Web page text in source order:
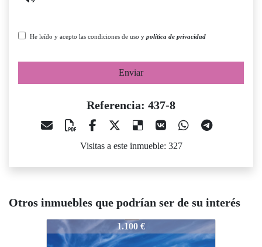
He leído y acepto las condiciones de uso y política de privacidad
Enviar
Referencia: 437-8
Visitas a este inmueble: 327
Otros inmuebles que podrían ser de su interés
437-8
1.100 €